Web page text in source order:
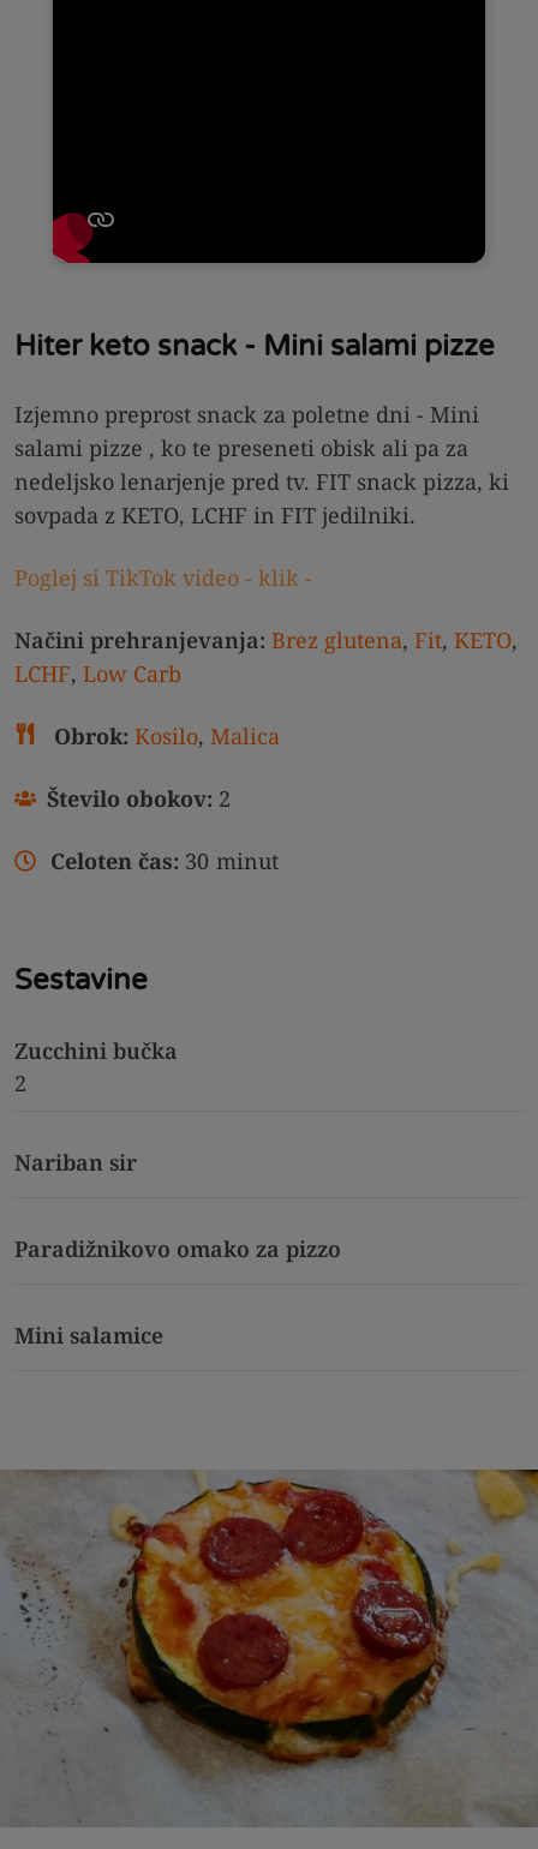
Hiter keto snack - Mini salami pizze
Izjemno preprost snack za poletne dni - Mini
salami pizze , ko te preseneti obisk ali pa za
nedeljsko lenarjenje pred tv. FIT snack pizza, ki
sovpada z KETO, LCHF in FIT jedilniki.
Poglej si TikTok video - klik -
Načini prehranjevanja: Brez glutena, Fit, KETO,
LCHF, Low Carb
Obrok: Kosilo, Malica
Število obokov: 2
Celoten čas: 30 minut
Sestavine
Zucchini bučka
2
Nariban sir
Paradižnikovo omako za pizzo
Mini salamice